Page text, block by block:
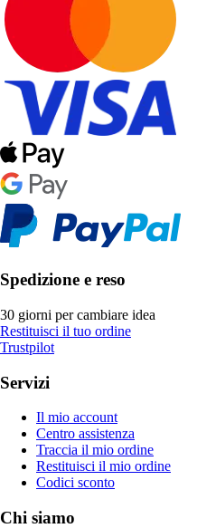
Spedizione e reso
30 giorni per cambiare idea
Restituisci il tuo ordine
Trustpilot
Servizi
Il mio account
Centro assistenza
Traccia il mio ordine
Restituisci il mio ordine
Codici sconto
Chi siamo